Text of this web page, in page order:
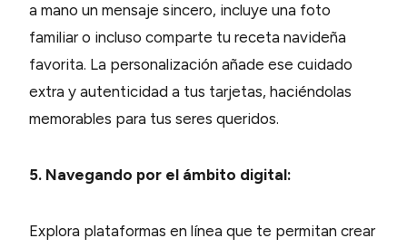
a mano un mensaje sincero, incluye una foto
familiar o incluso comparte tu receta navideña
favorita. La personalización añade ese cuidado
extra y autenticidad a tus tarjetas, haciéndolas
memorables para tus seres queridos.
5. Navegando por el ámbito digital:
Explora plataformas en línea que te permitan crear